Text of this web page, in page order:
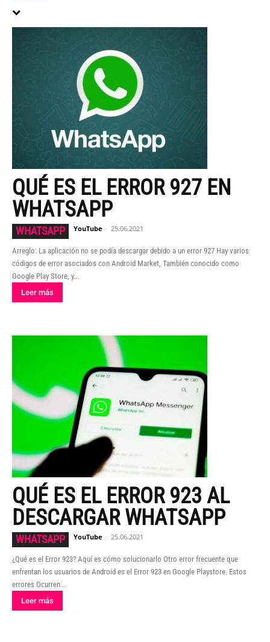
QUÉ ES EL ERROR 927 EN
WHATSAPP
WHATSAPP YouTube - 25.06.2021
Arreglo: La aplicación no se podía descargar debido a un error 927 Hay varios
códigos de error asociados con Android Market, También conocido como
Google Play Store, y...
Leer más
QUÉ ES EL ERROR 923 AL
DESCARGAR WHATSAPP
WHATSAPP YouTube - 25.06.2021
¿Qué es el Error 923? Aquí es cómo solucionarlo Otro error frecuente que
enfrentan los usuarios de Android es el Error 923 en Google Playstore. Estos
errores Ocurren...
Leer más